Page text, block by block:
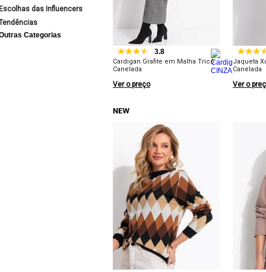
das Influencers
Categorias
3.8
Cardigan Grafite em Malha Tricô
Canelada
Ver o preço
Jaqueta
Canelada
Ver o